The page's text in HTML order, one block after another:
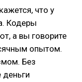
что у
Кодеры
а вы говорите
опытом.
Без
деньги